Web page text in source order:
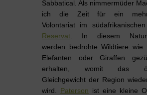
Sabbatical. Als nimmermüder
ich die Zeit für ein
Volontariat im südafrikanischen
Reservat . In diesem
werden bedrohte Wildtiere wie
Elefanten oder Giraffen
erhalten, womit das
Gleichgewicht der Region
wird. Paterson ist eine kleine